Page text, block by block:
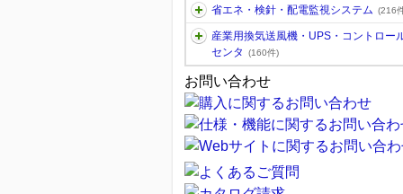
省エネ・検針・配電監視システム (216
産業用換気送風機・UPS・コントロー
センタ
(160件)
お問い合わせ